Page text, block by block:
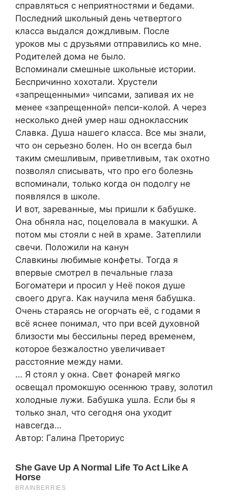
справляться с неприятностями и бедами.
Последний школьный день четвертого
класса выдался дождливым. После
уроков мы с друзьями отправились ко мне.
Родителей дома не было.
Вспоминали смешные школьные истории.
Беспричинно хохотали. Хрустели
«запрещенными» чипсами, запивая их не
менее «запрещенной» пепси-колой. А через
несколько дней умер наш одноклассник
Славка. Душа нашего класса. Все мы знали,
что он серьезно болен. Но он всегда был
таким смешливым, приветливым, так охотно
позволял списывать, что про его болезнь
вспоминали, только когда он подолгу не
появлялся в школе.
И вот, зареванные, мы пришли к бабушке.
Она обняла нас, поцеловала в макушки. А
потом мы стояли с ней в храме. Затеплили
свечи. Положили на канун
Славкины любимые конфеты. Тогда я
впервые смотрел в печальные глаза
Богоматери и просил у Неё покоя душе
своего друга. Как научила меня бабушка.
Очень стараясь не огорчать её, с годами я
всё яснее понимал, что при всей духовной
близости мы бессильны перед временем,
которое безжалостно увеличивает
расстояние между нами.
… Я стоял у окна. Свет фонарей мягко
освещал промокшую осеннюю траву, золотил
холодные лужи. Бабушка ушла. Если бы я
только знал, что сегодня она уходит
навсегда…
Автор: Галина Преториус